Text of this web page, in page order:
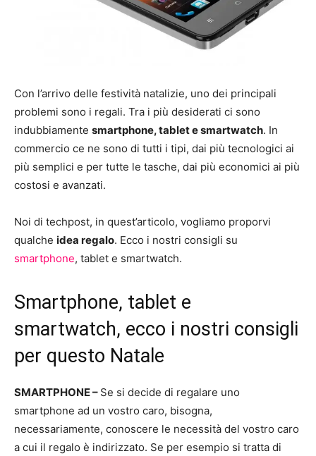
Con l’arrivo delle festività natalizie, uno dei principali
problemi sono i regali. Tra i più desiderati ci sono
indubbiamente smartphone, tablet e smartwatch. In
commercio ce ne sono di tutti i tipi, dai più tecnologici ai
più semplici e per tutte le tasche, dai più economici ai più
costosi e avanzati.
Noi di techpost, in quest’articolo, vogliamo proporvi
qualche idea regalo. Ecco i nostri consigli su
smartphone, tablet e smartwatch.
Smartphone, tablet e
smartwatch, ecco i nostri consigli
per questo Natale
SMARTPHONE – Se si decide di regalare uno
smartphone ad un vostro caro, bisogna,
necessariamente, conoscere le necessità del vostro caro
a cui il regalo è indirizzato. Se per esempio si tratta di